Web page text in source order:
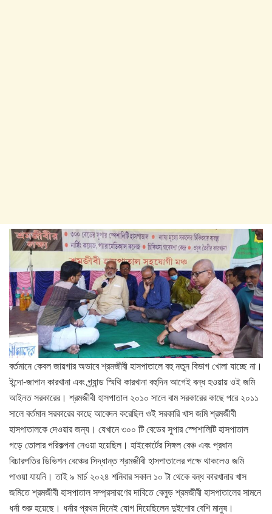
বর্তমানে কেবল জায়গার অভাবে শ্রমজীবী হাসপাতালে বহু নতুন বিভাগ খোলা যাচ্ছে না।
ইন্দো-জাপান কারখানা এবং গ্র্যান্ড স্মিথি কারখানা বহুদিন আগেই বন্ধ হওয়ায় ওই জমি
আইনত সরকারের। শ্রমজীবী হাসপাতাল ২০১০ সালে বাম সরকারের কাছে পরে ২০১১
সালে বর্তমান সরকারের কাছে আবেদন করেছিল ওই সরকারি খাস জমি শ্রমজীবী
হাসপাতালকে দেওয়ার জন্য। যেখানে ৩০০ টি বেডের সুপার স্পেশালিটি হাসপাতাল
গড়ে তোলার পরিকল্পনা নেওয়া হয়েছিল। হাইকোর্টের সিঙ্গল বেঞ্চ এবং প্রধান
বিচারপতির ডিভিশন বেঞ্চের সিদ্ধান্ত শ্রমজীবী হাসপাতালের পক্ষে থাকলেও জমি
পাওয়া যায়নি। তাই ৯ মার্চ ২০২৪ শনিবার সকাল ১০ টা থেকে বন্ধ কারখানার খাস
জমিতে শ্রমজীবী হাসপাতাল সম্প্রসারণের দাবিতে বেলুড় শ্রমজীবী হাসপাতালের সামনে
ধর্না শুরু হয়েছে। ধর্নার প্রথম দিনেই যোগ দিয়েছিলেন দুইশোর বেশি মানুষ।